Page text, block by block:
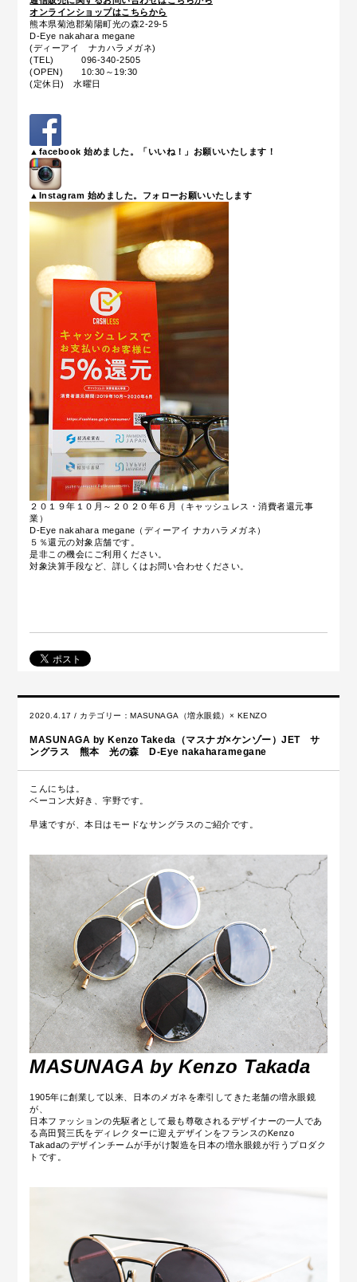
オンラインショップはこちらから
熊本県菊池郡菊陽町光の森2-29-5
D-Eye nakahara megane
(ディーアイ ナカハラメガネ)
(TEL) 096-340-2505
(OPEN) 10:30～19:30
(定休日) 水曜日
▲facebook 始めました。「いいね！」お願いいたします！
▲Instagram 始めました。フォローお願いいたします
２０１９年１０月～２０２０年６月（キャッシュレス・消費者還元事
業）
D-Eye nakahara megane（ディーアイ ナカハラメガネ）
５％還元の対象店舗です。
是非この機会にご利用ください。
対象決算手段など、詳しくはお問い合わせください。
2020.4.17 / カテゴリー：MASUNAGA（増永眼鏡）× KENZO
MASUNAGA by Kenzo Takeda（マスナガ×ケンゾー）JET サ
ングラス 熊本 光の森 D-Eye nakaharamegane
こんにちは。
ベーコン大好き、宇野です。
早速ですが、本日はモードなサングラスのご紹介です。
MASUNAGA by Kenzo Takada
1905年に創業して以来、日本のメガネを牽引してきた老舗の増永眼鏡
が、
日本ファッションの先駆者として最も尊敬されるデザイナーの一人であ
る高田賢三氏をディレクターに迎えデザインをフランスのKenzo
Takadaのデザインチームが手がけ製造を日本の増永眼鏡が行うプロダク
トです。